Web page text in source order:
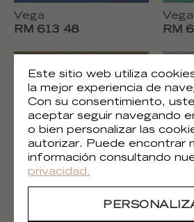
Vega
RM 613 48
Vega
RM
Vega
Este sitio web utiliza
la mejor experiencia de
Con su consentimiento,
aceptar seguir navegando
o bien personalizar las
autorizar. Puede encontrar
información consultando
privacidad.